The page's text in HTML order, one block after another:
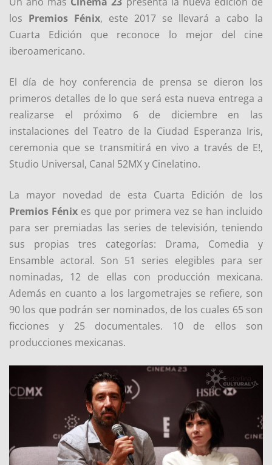
los Premios Fénix, este 2017 se llevará a cabo la
Cuarta Edición que reconoce lo mejor del cine
iberoamericano.
El día de hoy conferencia de prensa se dieron los
primeros detalles de lo que será esta nueva entrega a
realizarse el próximo 6 de diciembre en las
instalaciones del Teatro de la Ciudad Esperanza Iris,
ceremonia que se transmitirá en vivo a través de E!,
Studio Universal, Canal 52MX y Cinelatino.
La mayor novedad de esta Cuarta Edición de los
Premios Fénix es que por primera vez se han incluido
para ser premiadas las series de televisión, teniendo
sus propias tres categorías: Drama, Comedia y
Ensamble actoral. Son 51 series elegibles para ser
nominadas, 12 de ellas con producción mexicana.
Además en cuanto a los largometrajes se refiere, son
90 los que podrán ser nominados, de los cuales 65 son
ficciones y 25 documentales. 10 de ellos son
producciones mexicanas.